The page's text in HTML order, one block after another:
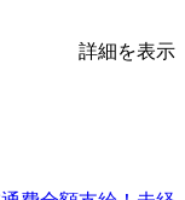
詳細を表示